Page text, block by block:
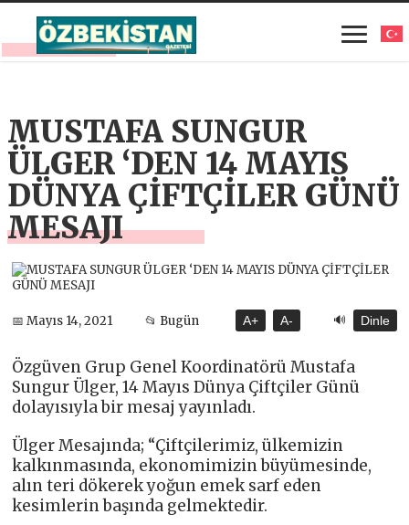
MUSTAFA SUNGUR
ÜLGER ‘DEN 14 MAYIS
DÜNYA ÇİFTÇİLER GÜNÜ
MESAJI
📅 Mayıs 14, 2021 📂 Bugün A+ A- 🔊 Dinle
Özgüven Grup Genel Koordinatörü Mustafa
Sungur Ülger, 14 Mayıs Dünya Çiftçiler Günü
dolayısıyla bir mesaj yayınladı.
Ülger Mesajında; “Çiftçilerimiz, ülkemizin
kalkınmasında, ekonomimizin büyümesinde,
alın teri dökerek yoğun emek sarf eden
kesimlerin başında gelmektedir.